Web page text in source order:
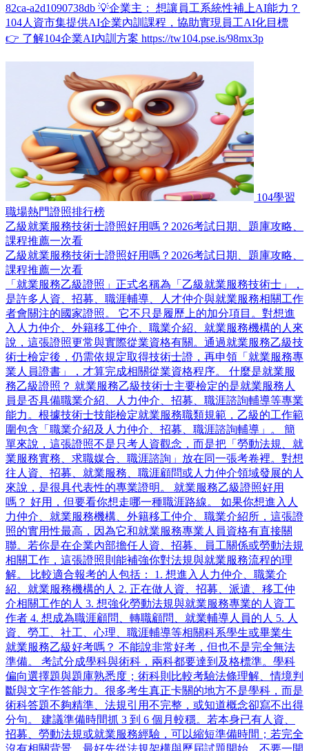
82ca-a2d1090738db 💡企業主： 想讓員工系統性補上AI能力？
104人資市集提供AI企業內訓課程，協助實現員工AI化目標
👉 了解104企業AI內訓方案 https://tw104.pse.is/98mx3p
104學習
職場熱門證照排行榜
乙級就業服務技術士證照好用嗎？2026考試日期、題庫攻略、
課程推薦一次看
乙級就業服務技術士證照好用嗎？2026考試日期、題庫攻略、
課程推薦一次看
「就業服務乙級證照」正式名稱為「乙級就業服務技術士」，
是許多人資、招募、職涯輔導、人才仲介與就業服務相關工作
者會關注的國家證照。 它不只是履歷上的加分項目。對想進
入人力仲介、外籍移工仲介、職業介紹、就業服務機構的人來
說，這張證照更常與實際從業資格有關。通過就業服務乙級技
術士檢定後，仍需依規定取得技術士證，再申領「就業服務專
業人員證書」，才算完成相關從業資格程序。 什麼是就業服
務乙級證照？ 就業服務乙級技術士主要檢定的是就業服務人
員是否具備職業介紹、人力仲介、招募、職涯諮詢輔導等專業
能力。根據技術士技能檢定就業服務職類規範，乙級的工作範
圍包含「職業介紹及人力仲介、招募、職涯諮詢輔導」。 簡
單來說，這張證照不是只考人資觀念，而是把「勞動法規、就
業服務實務、求職媒合、職涯諮詢」放在同一張考卷裡。對想
往人資、招募、就業服務、職涯顧問或人力仲介領域發展的人
來說，是很具代表性的專業證明。 就業服務乙級證照好用
嗎？ 好用，但要看你想走哪一種職涯路線。 如果你想進入人
力仲介、就業服務機構、外籍移工仲介、職業介紹所，這張證
照的實用性最高，因為它和就業服務專業人員資格有直接關
聯。若你是在企業內部擔任人資、招募、員工關係或勞動法規
相關工作，這張證照則能補強你對法規與就業服務流程的理
解。 比較適合報考的人包括： 1. 想進入人力仲介、職業介
紹、就業服務機構的人 2. 正在做人資、招募、派遣、移工仲
介相關工作的人 3. 想強化勞動法規與就業服務專業的人資工
作者 4. 想成為職涯顧問、轉職顧問、就業輔導人員的人 5. 人
資、勞工、社工、心理、職涯輔導等相關科系學生或畢業生
就業服務乙級好考嗎？ 不能說非常好考，但也不是完全無法
準備。 考試分成學科與術科，兩科都要達到及格標準。學科
偏向選擇題與題庫熟悉度；術科則比較考驗法條理解、情境判
斷與文字作答能力。很多考生真正卡關的地方不是學科，而是
術科答題不夠精準、法規引用不完整，或知道概念卻寫不出得
分句。 建議準備時間抓 3 到 6 個月較穩。若本身已有人資、
招募、勞動法規或就業服務經驗，可以縮短準備時間；若完全
沒有相關背景，最好先從法規架構與歷屆試題開始，不要一開